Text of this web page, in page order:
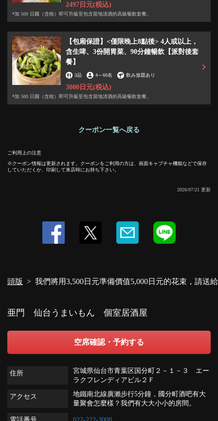
2497日元(税込)
*加 500 日圓（含稅）即可升級至包含當地清酒的高級暢飲套餐。
【包廂保證】<僅限晚上8點後> 4人或以上，
含生啤、3份開胃菜、90分鐘暢飲【派對後套
餐】
3品 4～60名 飲み放題あり
3000日元(税込)
*加 500 日圓（含稅）即可升級至包含當地清酒的高級暢飲套餐。
クーポン一覧へ戻る
ご利用上の注意
クーポン情報は更新されます。クーポンをご利用の方は、画面キャプチャ機能などで保存
していただくか、印刷して来店時にお持ち下さい。
2026/07/21 更新
頭版 我們將用3,500日元準備價值5,000日元的花束，請送
閉じる
亜門 仙台うまいもん 個室居酒屋
空席確認・予約する
住所
宮城県仙台市青葉区国分町２－１－３ エー
ラクフレンディアビル２Ｆ
アクセス
地鐵南北線廣瀨步行5分鐘，國分町酒吧有大
量聚會怎麼樣？我們有大大小小的房間。